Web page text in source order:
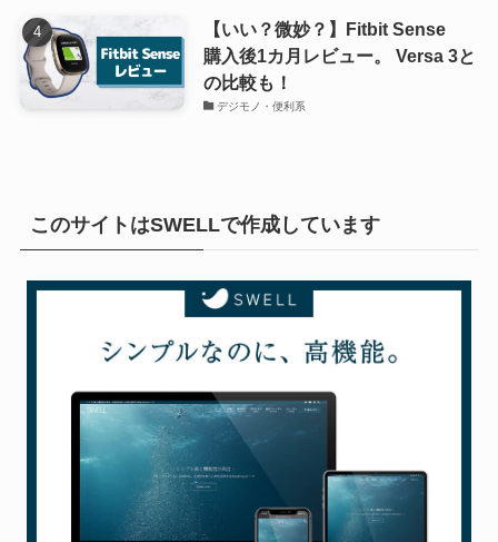
【いい？微妙？】Fitbit Sense
購入後1カ月レビュー。 Versa 3と
の比較も！
デジモノ・便利系
このサイトはSWELLで作成しています